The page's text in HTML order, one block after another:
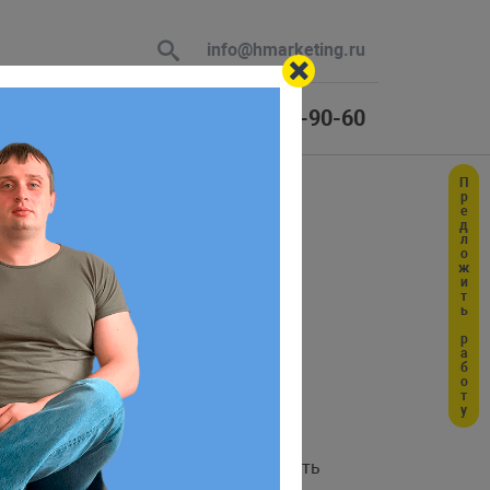
info@hmarketing.ru
+7 (925) 464-90-60
таблицы. Например, сущность
ответ
с учетом
Предложить работу